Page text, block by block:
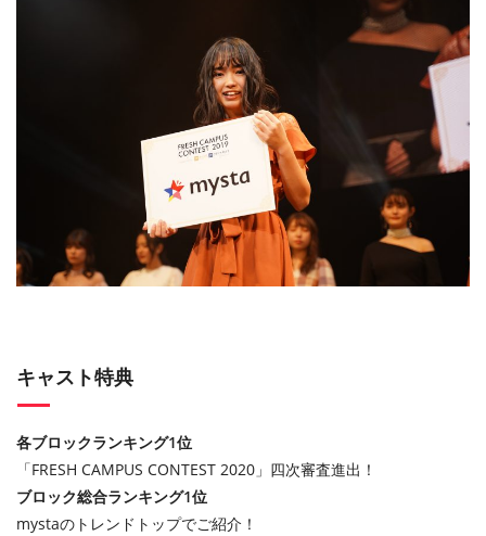
キャスト特典
各ブロックランキング1位
「FRESH CAMPUS CONTEST 2020」四次審査進出！
ブロック総合ランキング1位
mystaのトレンドトップでご紹介！